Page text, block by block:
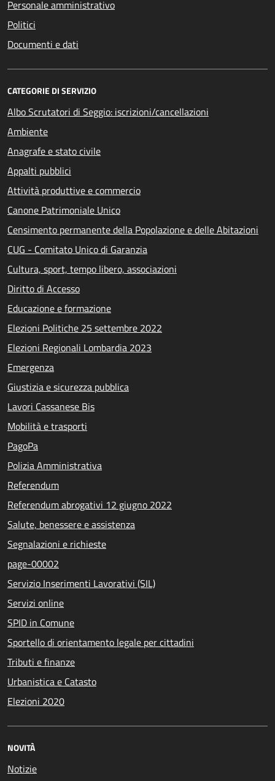
Personale amministrativo
Politici
Documenti e dati
CATEGORIE DI SERVIZIO
Albo Scrutatori di Seggio: iscrizioni/cancellazioni
Ambiente
Anagrafe e stato civile
Appalti pubblici
Attività produttive e commercio
Canone Patrimoniale Unico
Censimento permanente della Popolazione e delle Abitazioni
CUG - Comitato Unico di Garanzia
Cultura, sport, tempo libero, associazioni
Diritto di Accesso
Educazione e formazione
Elezioni Politiche 25 settembre 2022
Elezioni Regionali Lombardia 2023
Emergenza
Giustizia e sicurezza pubblica
Lavori Cassanese Bis
Mobilità e trasporti
PagoPa
Polizia Amministrativa
Referendum
Referendum abrogativi 12 giugno 2022
Salute, benessere e assistenza
Segnalazioni e richieste
page-00002
Servizio Inserimenti Lavorativi (SIL)
Servizi online
SPID in Comune
Sportello di orientamento legale per cittadini
Tributi e finanze
Urbanistica e Catasto
Elezioni 2020
NOVITÀ
Notizie